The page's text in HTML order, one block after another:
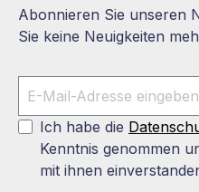
Abonnieren Sie unseren
Sie keine Neuigkeiten
Ich habe die
Kenntnis genommen
mit ihnen